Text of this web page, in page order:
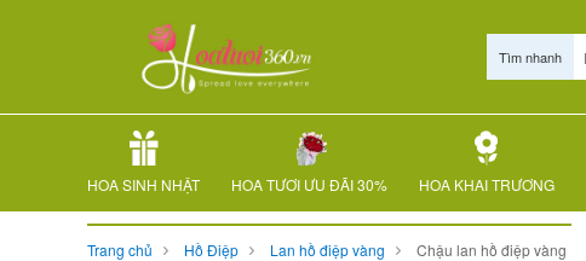
Tìm nhanh
HOA SINH NHẬT HOA TƯƠI ƯU ĐÃI 30% HOA KHAI TRƯƠNG
Trang chủ Hồ Điệp Lan hồ điệp vàng
Chậu lan hồ điệp vàng